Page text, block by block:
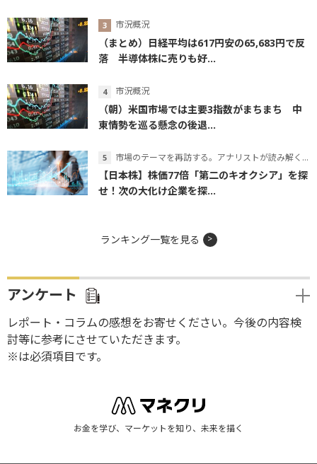
市況概況
（まとめ）日経平均は617円安の65,683円で反
落 半導体株に売りも好...
市況概況
（朝）米国市場では主要3指数がまちまち 中
東情勢を巡る懸念の後退...
市場のテーマを再訪する。アナリストが読み解くテーマの本質
【日本株】株価77倍「第二のキオクシア」を探
せ！次の大化け企業を探...
ランキング一覧を見る
アンケート
レポート・コラムの感想をお寄せください。今後の内容検
討等に参考にさせていただきます。
※は必須項目です。
お金を学び、マーケットを知り、未来を描く